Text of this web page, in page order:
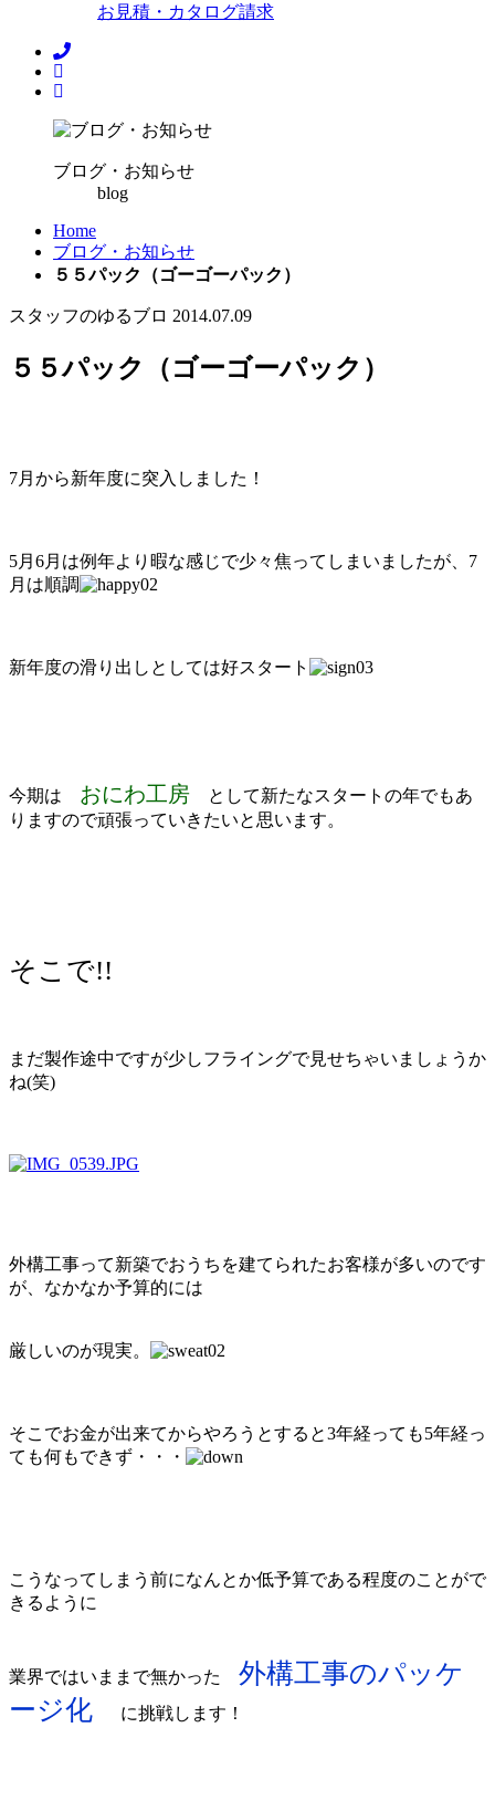
お見積・カタログ請求
ブログ・お知らせ
blog
Home
ブログ・お知らせ
５５パック（ゴーゴーパック）
スタッフのゆるブロ 2014.07.09
５５パック（ゴーゴーパック）
7月から新年度に突入しました！
5月6月は例年より暇な感じで少々焦ってしまいましたが、7
月は順調
新年度の滑り出しとしては好スタート
今期は おにわ工房 として新たなスタートの年でもあ
りますので頑張っていきたいと思います。
そこで!!
まだ製作途中ですが少しフライングで見せちゃいましょうか
ね(笑)
外構工事って新築でおうちを建てられたお客様が多いのです
が、なかなか予算的には
厳しいのが現実。
そこでお金が出来てからやろうとすると3年経っても5年経っ
ても何もできず・・・
こうなってしまう前になんとか低予算である程度のことがで
きるように
業界ではいままで無かった 外構工事のパッケ
ージ化
に挑戦します！